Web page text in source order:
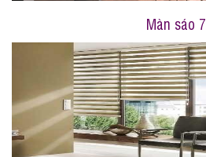
Màn sáo 7